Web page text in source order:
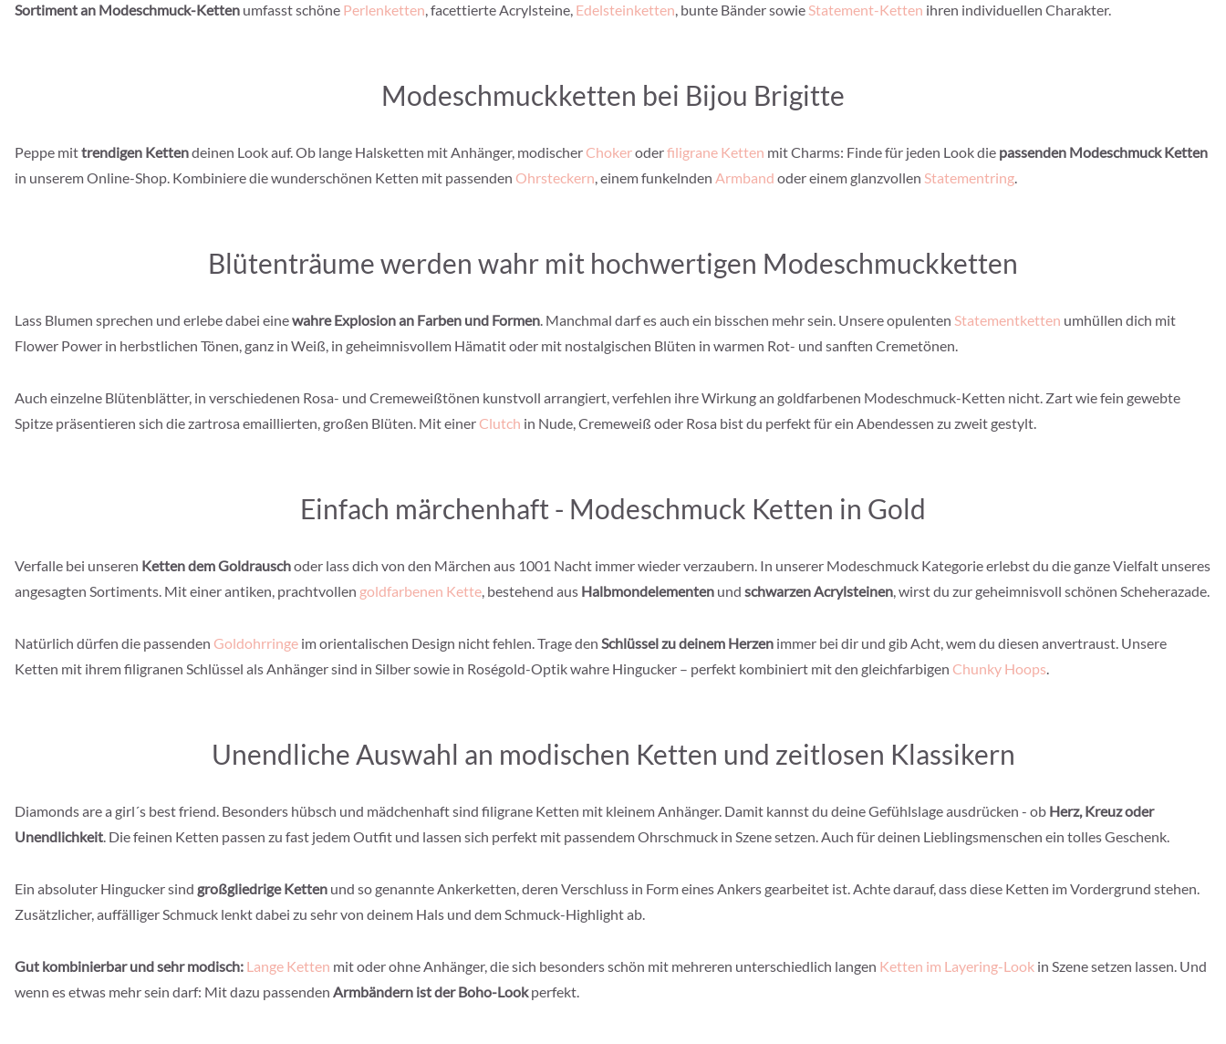
Sortiment an Modeschmuck-Ketten umfasst schöne Perlenketten, facettierte Acrylsteine, Edelsteinketten, bunte Bänder sowieStatement-Ketten ihren individuellen Charakter.
Modeschmuckketten bei Bijou Brigitte
Peppe mittrendigen Kettendeinen Look auf. Ob lange Halsketten mit Anhänger, modischer Chokeroderfiligrane Ketten mit Charms: Finde für jeden Look die passenden Modeschmuck Ketten
in unserem Online-Shop. Kombiniere die wunderschönen Ketten mit passenden Ohrsteckern, einem funkelnden Armband oder einem glanzvollen Statementring.
Blütenträume werden wahr mit hochwertigen Modeschmuckketten
Lass Blumen sprechen und erlebe dabei einewahre Explosion an Farben und Formen. Manchmal darf es auch ein bisschen mehr sein. Unsere opulenten Statementketten umhüllen dich mit
Flower Power in herbstlichen Tönen, ganz in Weiß, in geheimnisvollem Hämatit oder mit nostalgischen Blüten in warmen Rot- und sanften Cremetönen.
Auch einzelne Blütenblätter, in verschiedenen Rosa- und Cremeweißtönen kunstvoll arrangiert, verfehlen ihre Wirkung an goldfarbenen Modeschmuck-Ketten nicht. Zart wie fein gewebte
Spitze präsentieren sich die zartrosa emaillierten, großen Blüten. Mit einer Clutch in Nude, Cremeweiß oder Rosa bist du perfekt für ein Abendessen zu zweit gestylt.
Einfach märchenhaft - Modeschmuck Ketten in Gold
Verfalle bei unseren Ketten dem Goldrauschoder lass dich von den Märchen aus 1001 Nacht immer wieder verzaubern. In unserer Modeschmuck Kategorie erlebst du die ganze Vielfalt unseres
angesagten Sortiments. Mit einer antiken, prachtvollen goldfarbenen Kette, bestehend aus Halbmondelementen und schwarzen Acrylsteinen, wirst du zur geheimnisvoll schönen Scheherazade.
Natürlich dürfen die passenden Goldohrringe im orientalischen Design nicht fehlen. Trage den Schlüssel zu deinem Herzen immer bei dir und gib Acht, wem du diesen anvertraust. Unsere
Ketten mit ihrem filigranen Schlüssel als Anhänger sind in Silber sowie in Roségold-Optik wahre Hingucker – perfekt kombiniert mit den gleichfarbigen Chunky Hoops.
Unendliche Auswahl an modischen Ketten und zeitlosen Klassikern
Diamonds are a girl´s best friend. Besonders hübsch und mädchenhaft sind filigrane Ketten mit kleinem Anhänger. Damit kannst du deine Gefühlslage ausdrücken - ob Herz, Kreuz oder
Unendlichkeit. Die feinen Ketten passen zu fast jedem Outfit und lassen sich perfekt mit passendem Ohrschmuck in Szene setzen. Auch für deinen Lieblingsmenschen ein tolles Geschenk.
Ein absoluter Hingucker sind großgliedrige Ketten und so genannte Ankerketten, deren Verschluss in Form eines Ankers gearbeitet ist. Achte darauf, dass diese Ketten im Vordergrund stehen.
Zusätzlicher, auffälliger Schmuck lenkt dabei zu sehr von deinem Hals und dem Schmuck-Highlight ab.
Gut kombinierbar und sehr modisch: Lange Ketten mit oder ohne Anhänger, die sich besonders schön mit mehreren unterschiedlich langen Ketten im Layering-Look in Szene setzen lassen. Und
wenn es etwas mehr sein darf: Mit dazu passenden Armbändern ist der Boho-Lookperfekt.